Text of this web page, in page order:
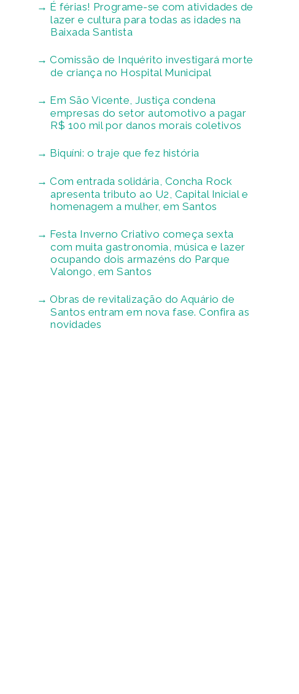
É férias! Programe-se com atividades de
lazer e cultura para todas as idades na
Baixada Santista
Comissão de Inquérito investigará morte
de criança no Hospital Municipal
Em São Vicente, Justiça condena
empresas do setor automotivo a pagar
R$ 100 mil por danos morais coletivos
Biquíni: o traje que fez história
Com entrada solidária, Concha Rock
apresenta tributo ao U2, Capital Inicial e
homenagem a mulher, em Santos
Festa Inverno Criativo começa sexta
com muita gastronomia, música e lazer
ocupando dois armazéns do Parque
Valongo, em Santos
Obras de revitalização do Aquário de
Santos entram em nova fase. Confira as
novidades